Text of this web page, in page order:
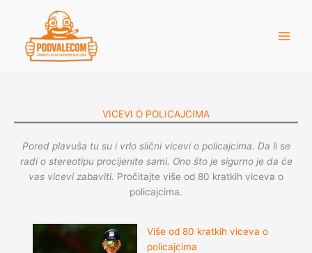
content
VICEVI O POLICAJCIMA
Pored plavuša tu su i vrlo slični vicevi o policajcima. Da li se
radi o stereotipu procijenite sami. Ono što je sigurno je da će
vas vicevi zabaviti. Pročitajte više od 80 kratkih viceva o
policajcima.
Više od 80 kratkih viceva o
policajcima